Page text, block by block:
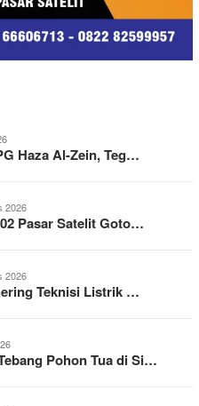
Haza Al-Zein, Teg…
2026
Pasar Satelit Goto…
2026
Teknisi Listrik …
Pohon Tua di Si…